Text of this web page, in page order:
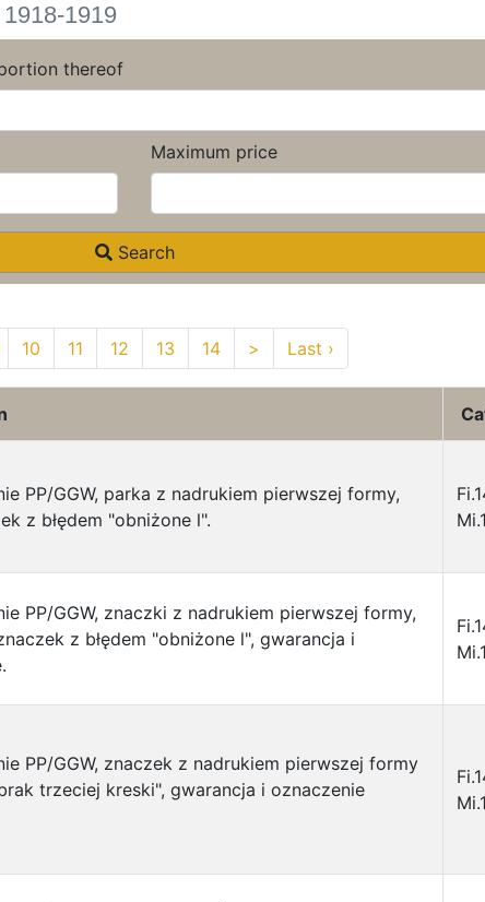
1919
thereof
Maximum price
Search
10 11 12 13 14 > Last ›
PP/GGW, parka z nadrukiem pierwszej formy,
z błędem "obniżone l".
PP/GGW, znaczki z nadrukiem pierwszej formy,
z błędem "obniżone l", gwarancja i
PP/GGW, znaczek z nadrukiem pierwszej formy
trzeciej kreski", gwarancja i oznaczenie